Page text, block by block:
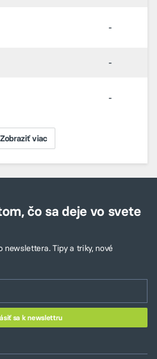
-
-
-
-
-
-
Zobraziť viac
čo sa deje vo svete
newslettera. Tipy a triky, nové